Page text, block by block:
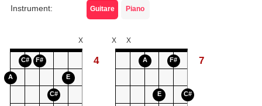
Instrument: Guitare Piano
A
C# F#
C#
E
X
4 A
E
F#
C#
X X
7